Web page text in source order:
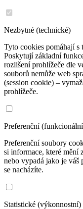
Nezbytné (technické)
Tyto cookies pomáhají
Poskytují základní
rozlišení prohlížeče dle
souborů nemůže web
(session cookie) –
prohlížeče.
Preferenční
Preferenční soubory
si informace, které mění
nebo vypadá jako je váš
se nacházíte.
Statistické (výkonnostní)